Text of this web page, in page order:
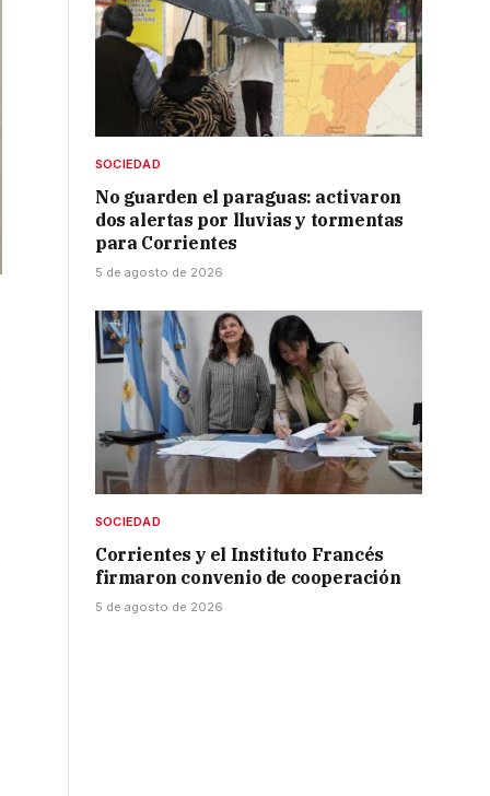
SOCIEDAD
No guarden el paraguas: activaron
dos alertas por lluvias y tormentas
para Corrientes
5 de agosto de 2026
SOCIEDAD
Corrientes y el Instituto Francés
firmaron convenio de cooperación
5 de agosto de 2026